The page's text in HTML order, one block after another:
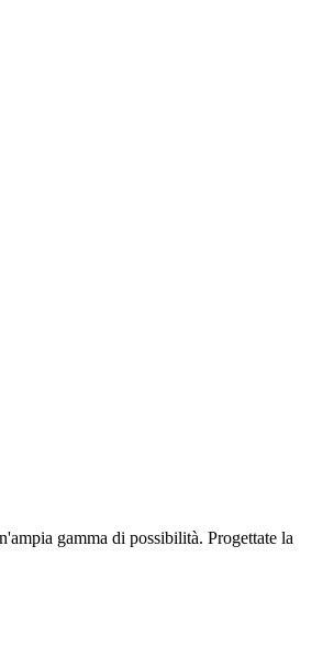
gamma di possibilità. Progettate la